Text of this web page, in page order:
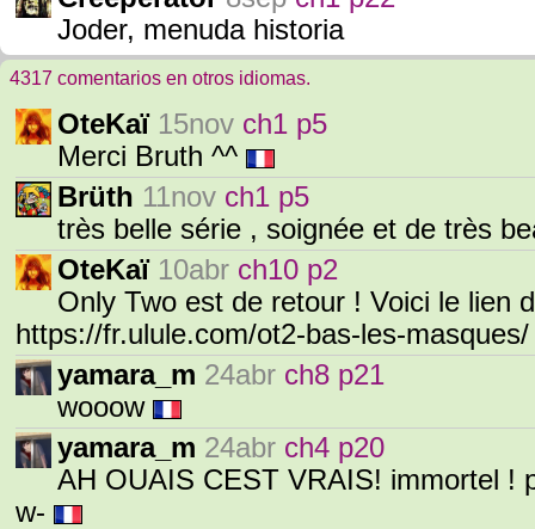
Joder, menuda historia
4317 comentarios en otros idiomas.
OteKaï 15nov ch1 p5
Merci Bruth ^^
Brüth 11nov ch1 p5
très belle série , soignée et de très
OteKaï 10abr ch10 p2
Only Two est de retour ! Voici le lien
https://fr.ulule.com/ot2-bas-les-
yamara_m 24abr ch8 p21
wooow
yamara_m 24abr ch4 p20
AH OUAIS CEST VRAIS! immortel !
w-